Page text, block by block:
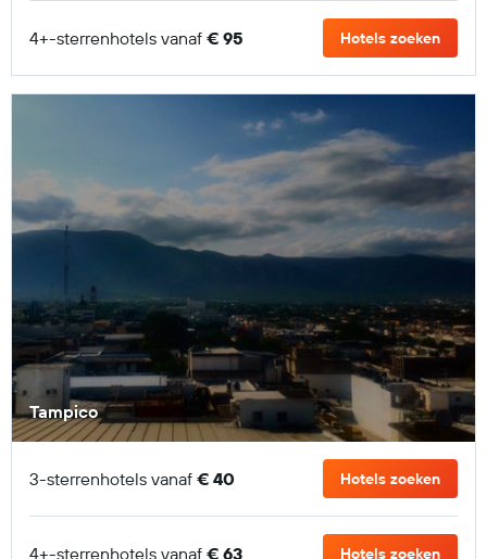
4+-sterrenhotels vanaf € 95 Hotels zoeken
Tampico
3-sterrenhotels vanaf € 40 Hotels zoeken
4+-sterrenhotels vanaf € 63 Hotels zoeken